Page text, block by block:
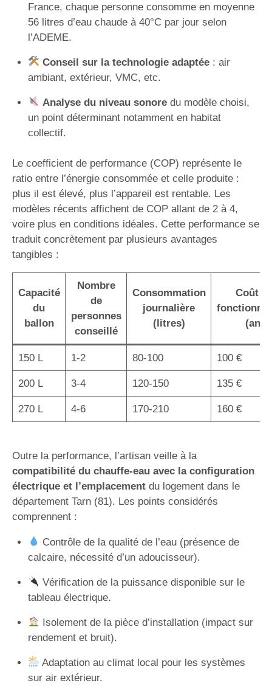
France, chaque personne consomme en moyenne
56 litres d’eau chaude à 40°C par jour selon
l’ADEME.
Conseil sur la technologie adaptée: air
ambiant, extérieur, VMC, etc.
Analyse du niveau sonoredu modèle choisi,
un point déterminant notamment en habitat
collectif.
Le coefficient de performance (COP) représente le
ratio entre l’énergie consommée et celle produite :
plus il est élevé, plus l’appareil est rentable. Les
modèles récents affichent de COP allant de 2 à 4,
voire plus en conditions idéales. Cette performance se
traduit concrètement par plusieurs avantages
tangibles :
Capacité
du
ballon
Nombre
de
personnes
conseillé
Consommation
journalière
(litres)
Coût
(an)
150 L 1-2 80-100 100 €
200 L 3-4 120-150 135 €
270 L 4-6 170-210 160 €
Outre la performance, l’artisan veille à la
compatibilité du chauffe-eau avec la configuration
électrique et l’emplacement du logement dans le
département Tarn (81). Les points considérés
comprennent :
Contrôle de la qualité de l’eau (présence de
calcaire, nécessité d’un adoucisseur).
Vérification de la puissance disponible sur le
tableau électrique.
Isolement de la pièce d’installation (impact sur
rendement et bruit).
Adaptation au climat local pour les systèmes
sur air extérieur.